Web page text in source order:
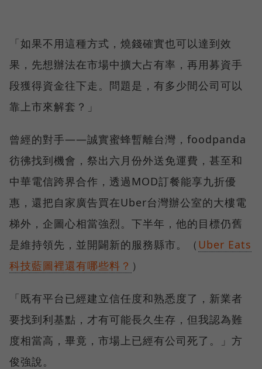
「如果不用這種方式，燒錢確實也可以達到效
果，先想辦法在市場中擴大占有率，再用募資手
段獲得資金往下走。問題是，有多少間公司可以
靠上市來解套？」
曾經的對手——誠實蜜蜂暫離台灣，foodpanda
彷彿找到機會，祭出六月份外送免運費，甚至和
中華電信跨界合作，透過MOD訂餐能享九折優
惠，還把自家廣告買在Uber台灣辦公室的大樓電
梯外，企圖心相當強烈。下半年，他的目標仍舊
是維持領先，並開闢新的服務縣市。（ Uber Eats
科技藍圖裡還有哪些料？ ）
「既有平台已經建立信任度和熟悉度了，新業者
要找到利基點，才有可能長久生存，但我認為難
度相當高，畢竟，市場上已經有公司死了。」方
俊強說。